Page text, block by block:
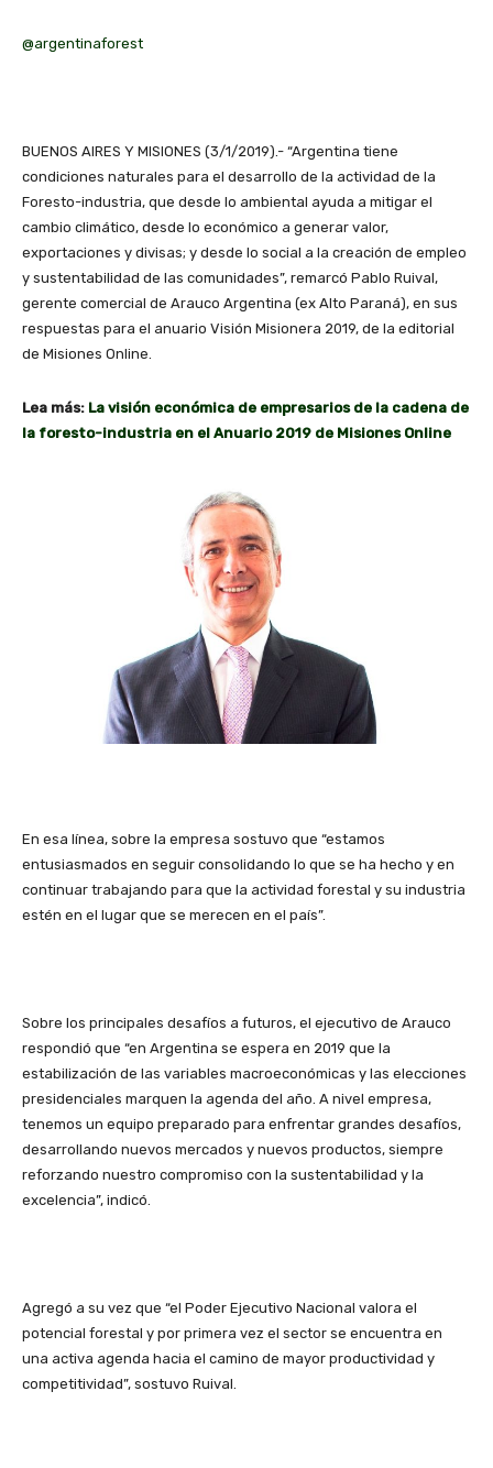
@argentinaforest
BUENOS AIRES Y MISIONES (3/1/2019).- “Argentina tiene
condiciones naturales para el desarrollo de la actividad de la
Foresto-industria, que desde lo ambiental ayuda a mitigar el
cambio climático, desde lo económico a generar valor,
exportaciones y divisas; y desde lo social a la creación de empleo
y sustentabilidad de las comunidades”, remarcó Pablo Ruival,
gerente comercial de Arauco Argentina (ex Alto Paraná), en sus
respuestas para el anuario Visión Misionera 2019, de la editorial
de Misiones Online.
Lea más: La visión económica de empresarios de la cadena de
la foresto-industria en el Anuario 2019 de Misiones Online
En esa línea, sobre la empresa sostuvo que “estamos
entusiasmados en seguir consolidando lo que se ha hecho y en
continuar trabajando para que la actividad forestal y su industria
estén en el lugar que se merecen en el país”.
Sobre los principales desafíos a futuros, el ejecutivo de Arauco
respondió que “en Argentina se espera en 2019 que la
estabilización de las variables macroeconómicas y las elecciones
presidenciales marquen la agenda del año. A nivel empresa,
tenemos un equipo preparado para enfrentar grandes desafíos,
desarrollando nuevos mercados y nuevos productos, siempre
reforzando nuestro compromiso con la sustentabilidad y la
excelencia”, indicó.
Agregó a su vez que “el Poder Ejecutivo Nacional valora el
potencial forestal y por primera vez el sector se encuentra en
una activa agenda hacia el camino de mayor productividad y
competitividad”, sostuvo Ruival.